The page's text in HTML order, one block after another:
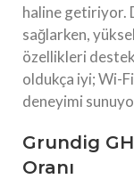
haline getiriyor.
sağlarken,
özellikleri
oldukça iyi; Wi-
deneyimi
Grundig
Oranı